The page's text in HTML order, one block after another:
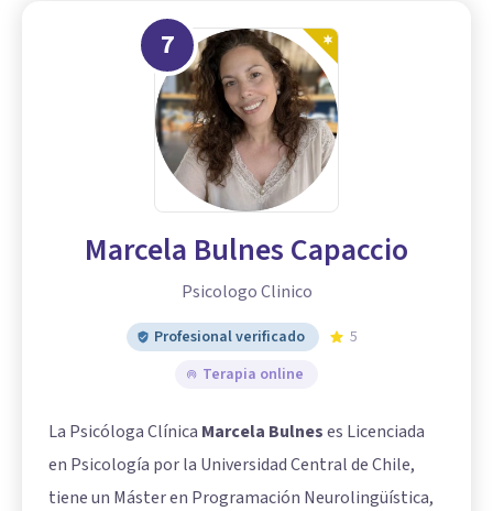
7
Marcela Bulnes Capaccio
Psicologo Clinico
Profesional verificado
5
Terapia online
La Psicóloga Clínica Marcela Bulneses Licenciada
en Psicología por la Universidad Central de Chile,
tiene un Máster en Programación Neurolingüística,